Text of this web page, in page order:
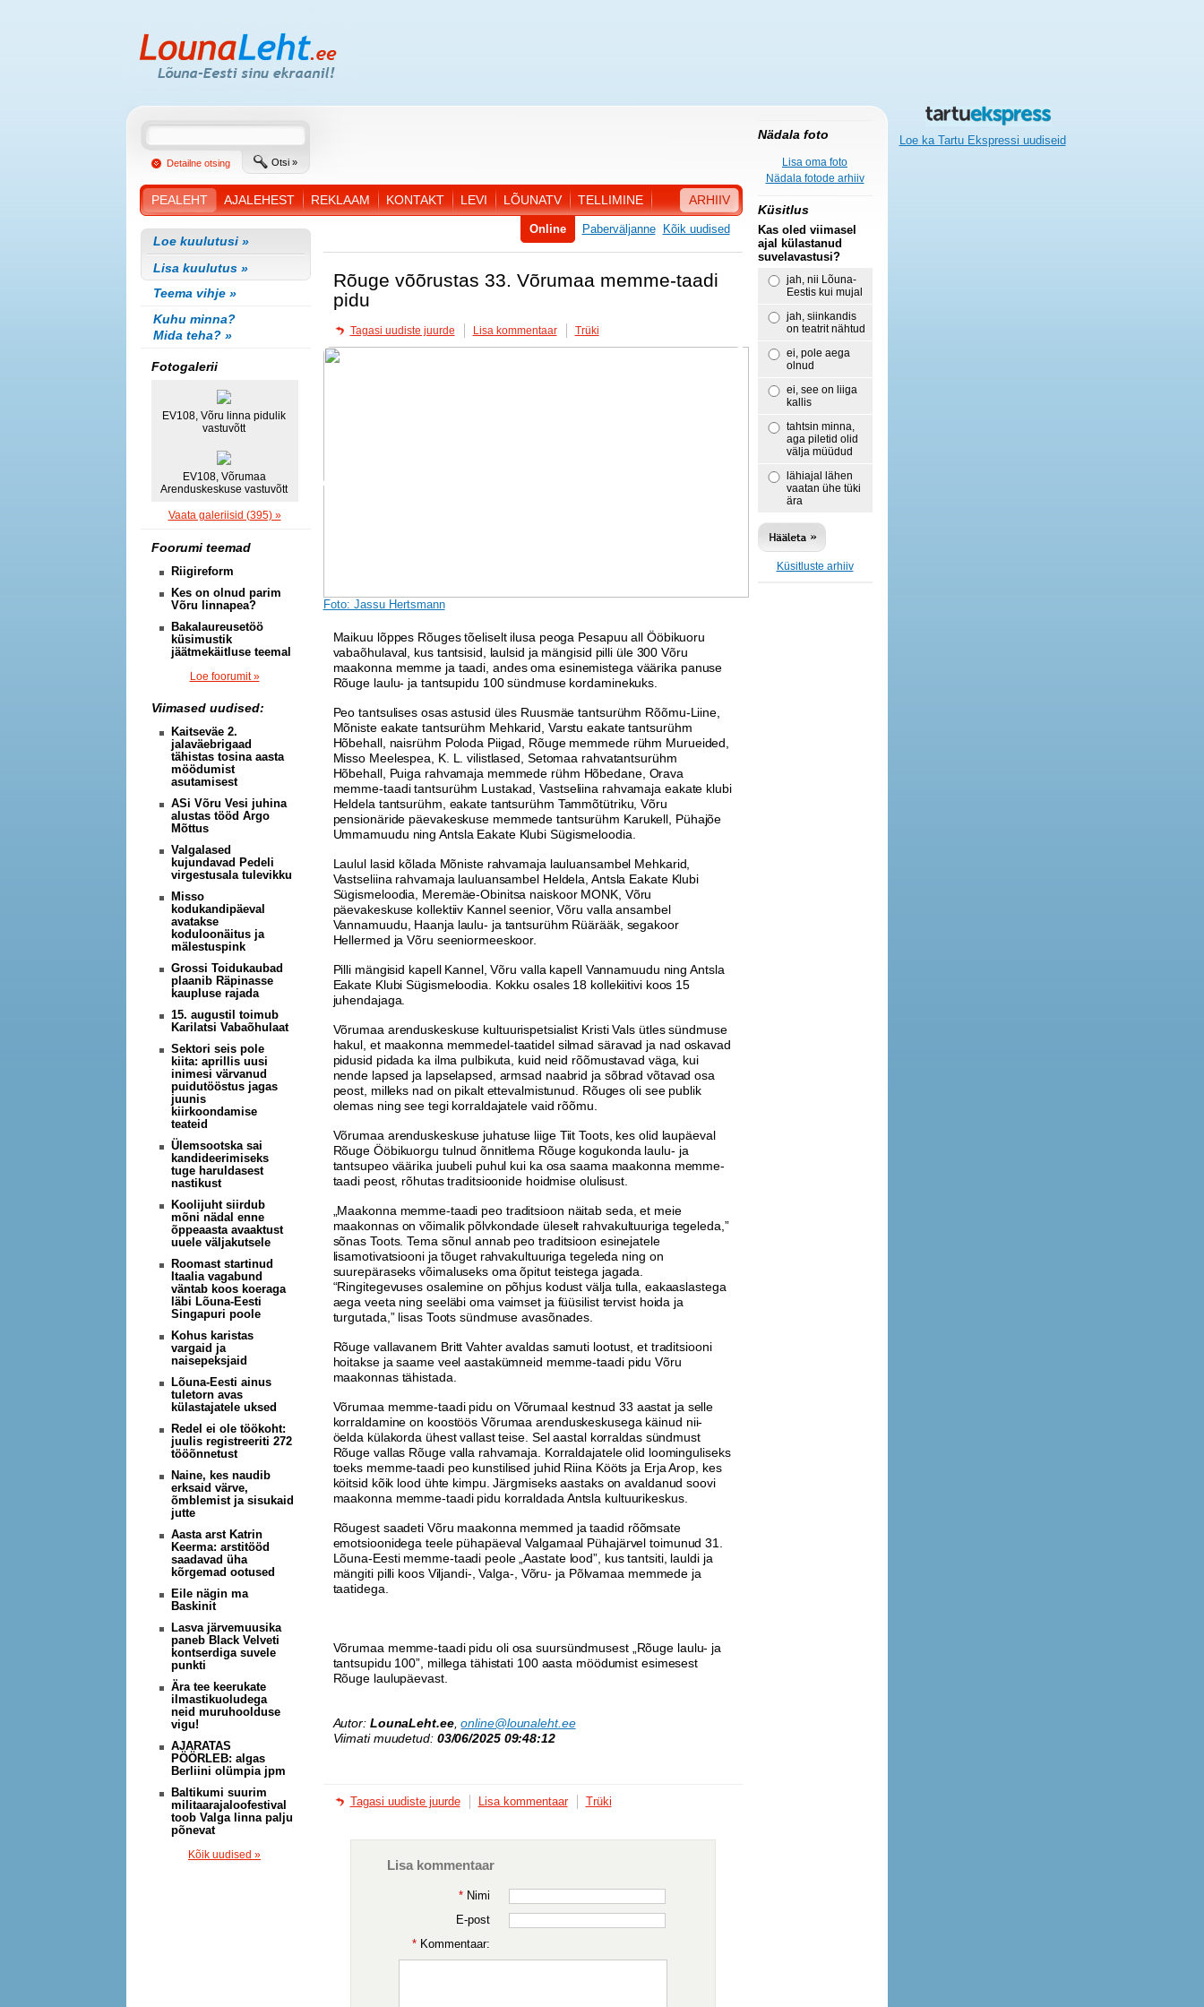
Detailne otsing Otsi »
PEALEHT AJALEHEST REKLAAM KONTAKT LEVI LÕUNATV TELLIMINE ARHIIV
Nädala foto
Lisa oma foto
Nädala fotode arhiiv
Küsitlus
Kas oled viimasel
ajal külastanud
suvelavastusi?
jah, nii Lõuna-
Eestis kui mujal
jah, siinkandis
on teatrit nähtud
ei, pole aega
olnud
ei, see on liiga
kallis
tahtsin minna,
aga piletid olid
välja müüdud
lähiajal lähen
vaatan ühe tüki
ära
Küsitluste arhiiv
Loe kuulutusi »
Lisa kuulutus »
Teema vihje »
Kuhu minna?
Mida teha? »
Fotogalerii
EV108, Võru linna pidulik
vastuvõtt
EV108, Võrumaa
Arenduskeskuse vastuvõtt
Vaata galeriisid (395) »
Foorumi teemad
Riigireform
Kes on olnud parim
Võru linnapea?
Bakalaureusetöö
küsimustik
jäätmekäitluse teemal
Loe foorumit »
Viimased uudised:
Kaitseväe 2.
jalaväebrigaad
tähistas tosina aasta
möödumist
asutamisest
ASi Võru Vesi juhina
alustas tööd Argo
Mõttus
Valgalased
kujundavad Pedeli
virgestusala tulevikku
Misso
kodukandipäeval
avatakse
koduloonäitus ja
mälestuspink
Grossi Toidukaubad
plaanib Räpinasse
kaupluse rajada
15. augustil toimub
Karilatsi Vabaõhulaat
Sektori seis pole
kiita: aprillis uusi
inimesi värvanud
puidutööstus jagas
juunis
kiirkoondamise
teateid
Ülemsootska sai
kandideerimiseks
tuge haruldasest
nastikust
Koolijuht siirdub
mõni nädal enne
õppeaasta avaaktust
uuele väljakutsele
Roomast startinud
Itaalia vagabund
väntab koos koeraga
läbi Lõuna-Eesti
Singapuri poole
Kohus karistas
vargaid ja
naisepeksjaid
Lõuna-Eesti ainus
tuletorn avas
külastajatele uksed
Redel ei ole töökoht:
juulis registreeriti 272
tööõnnetust
Naine, kes naudib
erksaid värve,
õmblemist ja sisukaid
jutte
Aasta arst Katrin
Keerma: arstitööd
saadavad üha
kõrgemad ootused
Eile nägin ma
Baskinit
Lasva järvemuusika
paneb Black Velveti
kontserdiga suvele
punkti
Ära tee keerukate
ilmastikuoludega
neid muruhoolduse
vigu!
AJARATAS
PÖÖRLEB: algas
Berliini olümpia jpm
Baltikumi suurim
militaarajaloofestival
toob Valga linna palju
põnevat
Kõik uudised »
Kõik uudised
Paberväljanne
Online
Rõuge võõrustas 33. Võrumaa memme-taadi
pidu
Tagasi uudiste juurde Lisa kommentaar Trüki
Foto: Jassu Hertsmann
Maikuu lõppes Rõuges tõeliselt ilusa peoga Pesapuu all Ööbikuoru
vabaõhulaval, kus tantsisid, laulsid ja mängisid pilli üle 300 Võru
maakonna memme ja taadi, andes oma esinemistega väärika panuse
Rõuge laulu- ja tantsupidu 100 sündmuse kordaminekuks.
Peo tantsulises osas astusid üles Ruusmäe tantsurühm Rõõmu-Liine,
Mõniste eakate tantsurühm Mehkarid, Varstu eakate tantsurühm
Hõbehall, naisrühm Poloda Piigad, Rõuge memmede rühm Murueided,
Misso Meelespea, K. L. vilistlased, Setomaa rahvatantsurühm
Hõbehall, Puiga rahvamaja memmede rühm Hõbedane, Orava
memme-taadi tantsurühm Lustakad, Vastseliina rahvamaja eakate klubi
Heldela tantsurühm, eakate tantsurühm Tammõtütriku, Võru
pensionäride päevakeskuse memmede tantsurühm Karukell, Pühajõe
Ummamuudu ning Antsla Eakate Klubi Sügismeloodia.
Laulul lasid kõlada Mõniste rahvamaja lauluansambel Mehkarid,
Vastseliina rahvamaja lauluansambel Heldela, Antsla Eakate Klubi
Sügismeloodia, Meremäe-Obinitsa naiskoor MONK, Võru
päevakeskuse kollektiiv Kannel seenior, Võru valla ansambel
Vannamuudu, Haanja laulu- ja tantsurühm Rüärääk, segakoor
Hellermed ja Võru seeniormeeskoor.
Pilli mängisid kapell Kannel, Võru valla kapell Vannamuudu ning Antsla
Eakate Klubi Sügismeloodia. Kokku osales 18 kollekiitivi koos 15
juhendajaga.
Võrumaa arenduskeskuse kultuurispetsialist Kristi Vals ütles sündmuse
hakul, et maakonna memmedel-taatidel silmad säravad ja nad oskavad
pidusid pidada ka ilma pulbikuta, kuid neid rõõmustavad väga, kui
nende lapsed ja lapselapsed, armsad naabrid ja sõbrad võtavad osa
peost, milleks nad on pikalt ettevalmistunud. Rõuges oli see publik
olemas ning see tegi korraldajatele vaid rõõmu.
Võrumaa arenduskeskuse juhatuse liige Tiit Toots, kes olid laupäeval
Rõuge Ööbikuorgu tulnud õnnitlema Rõuge kogukonda laulu- ja
tantsupeo väärika juubeli puhul kui ka osa saama maakonna memme-
taadi peost, rõhutas traditsioonide hoidmise olulisust.
„Maakonna memme-taadi peo traditsioon näitab seda, et meie
maakonnas on võimalik põlvkondade üleselt rahvakultuuriga tegeleda,”
sõnas Toots. Tema sõnul annab peo traditsioon esinejatele
lisamotivatsiooni ja tõuget rahvakultuuriga tegeleda ning on
suurepäraseks võimaluseks oma õpitut teistega jagada.
“Ringitegevuses osalemine on põhjus kodust välja tulla, eakaaslastega
aega veeta ning seeläbi oma vaimset ja füüsilist tervist hoida ja
turgutada,” lisas Toots sündmuse avasõnades.
Rõuge vallavanem Britt Vahter avaldas samuti lootust, et traditsiooni
hoitakse ja saame veel aastakümneid memme-taadi pidu Võru
maakonnas tähistada.
Võrumaa memme-taadi pidu on Võrumaal kestnud 33 aastat ja selle
korraldamine on koostöös Võrumaa arenduskeskusega käinud nii-
öelda külakorda ühest vallast teise. Sel aastal korraldas sündmust
Rõuge vallas Rõuge valla rahvamaja. Korraldajatele olid loominguliseks
toeks memme-taadi peo kunstilised juhid Riina Kööts ja Erja Arop, kes
köitsid kõik lood ühte kimpu. Järgmiseks aastaks on avaldanud soovi
maakonna memme-taadi pidu korraldada Antsla kultuurikeskus.
Rõugest saadeti Võru maakonna memmed ja taadid rõõmsate
emotsioonidega teele pühapäeval Valgamaal Pühajärvel toimunud 31.
Lõuna-Eesti memme-taadi peole „Aastate lood”, kus tantsiti, lauldi ja
mängiti pilli koos Viljandi-, Valga-, Võru- ja Põlvamaa memmede ja
taatidega.
Võrumaa memme-taadi pidu oli osa suursündmusest „Rõuge laulu- ja
tantsupidu 100”, millega tähistati 100 aasta möödumist esimesest
Rõuge laulupäevast.
Autor: LounaLeht.ee,online@lounaleht.ee
Viimati muudetud: 03/06/2025 09:48:12
Tagasi uudiste juurde Lisa kommentaar Trüki
Lisa kommentaar
*Nimi
E-post
*Kommentaar:
Loe ka Tartu Ekspressi uudiseid